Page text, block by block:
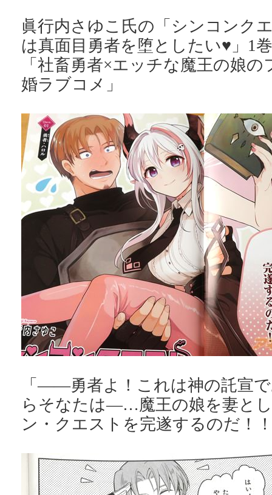
眞行内さゆこ氏の「シンコンク
は真面目勇者を堕としたい♥」1
「社畜勇者×エッチな魔王の娘
婚ラブコメ」
「――勇者よ！これは神の託宣
らそなたは―…魔王の娘を妻と
ン・クエストを完遂するのだ！